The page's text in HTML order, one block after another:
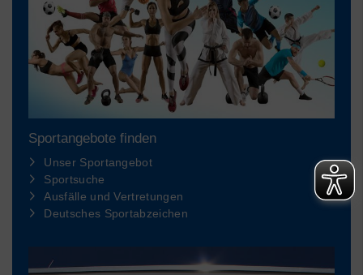
Sportangebote finden
Unser Sportangebot
Sportsuche
Ausfälle und Vertretungen
Deutsches Sportabzeichen